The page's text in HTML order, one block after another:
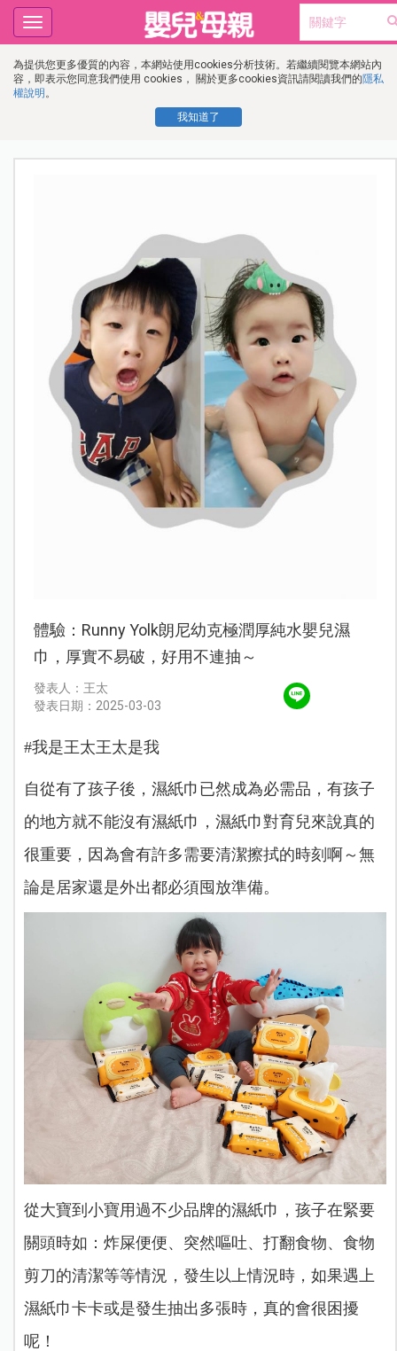
為提供您更多優質的內容，本網站使用cookies分析技術。若繼續閱覽本網站內
容，即表示您同意我們使用 cookies， 關於更多cookies資訊請閱讀我們的隱私
權說明 。
我知道了
Toggle
navigation
體驗：Runny Yolk朗尼幼克極潤厚純水嬰兒濕
巾，厚實不易破，好用不連抽～
發表人：王太
發表日期：2025-03-03
#我是王太王太是我
自從有了孩子後，濕紙巾已然成為必需品，有孩子
的地方就不能沒有濕紙巾，濕紙巾對育兒來說真的
很重要，因為會有許多需要清潔擦拭的時刻啊～無
論是居家還是外出都必須囤放準備。
從大寶到小寶用過不少品牌的濕紙巾，孩子在緊要
關頭時如：炸屎便便、突然嘔吐、打翻食物、食物
剪刀的清潔等等情況，發生以上情況時，如果遇上
濕紙巾卡卡或是發生抽出多張時，真的會很困擾
呢！